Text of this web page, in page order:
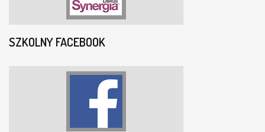
SZKOLNY FACEBOOK